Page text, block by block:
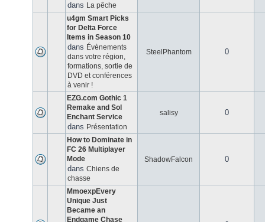
dans La pêche
u4gm Smart Picks
for Delta Force
Items in Season 10
dans Évènements
dans votre région,
formations, sortie de
DVD et conférences
à venir !
SteelPhantom 0
EZG.com Gothic 1
Remake and Sol
Enchant Service
dans Présentation
salisy 0
How to Dominate in
FC 26 Multiplayer
Mode
dans Chiens de
chasse
ShadowFalcon 0
MmoexpEvery
Unique Just
Became an
Endgame Chase